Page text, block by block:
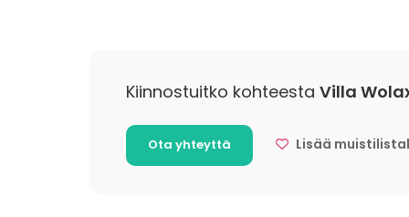
Villa Wolaxin ympäristö on kuin luotu
Valitse ohjelmista sinun ryhmällesi sopivin
Räätälöimme myös tapahtumia
kokonaisuuksiksi ja teemme aktiivista
järjestyy kaikki mahdollinen ja vähän
Kiinnostuitko kohteesta Villa
Ota yhteyttä Lisää